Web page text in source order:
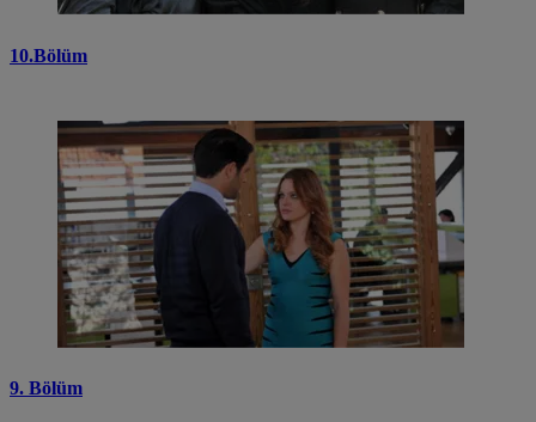
10.Bölüm
9. Bölüm